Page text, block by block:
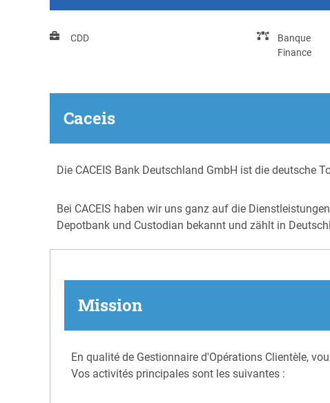
CDD
Banque
Finance
Caceis
Die CACEIS Bank Deutschland GmbH ist die deutsche
Bei CACEIS haben wir uns ganz auf die
Depotbank und Custodian bekannt und zählt in
Mission
En qualité de Gestionnaire d'Opérations Clientèle,
Vos activités principales sont les suivantes :